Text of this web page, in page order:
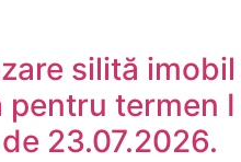
silită imobil
termen I
23.07.2026.